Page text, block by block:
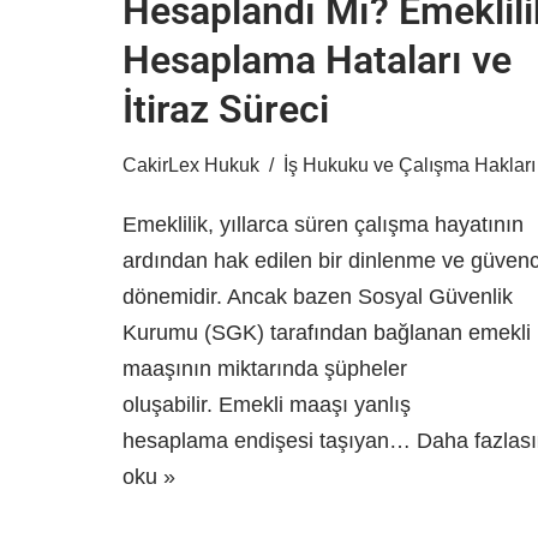
Hesaplandı Mı?
Hesaplama Hataları ve
İtiraz Süreci
CakirLex Hukuk İş Hukuku ve Çalışma Hakları
Emeklilik, yıllarca süren çalışma hayatının
ardından hak edilen bir dinlenme ve
dönemidir. Ancak bazen Sosyal Güvenlik
Kurumu (SGK) tarafından bağlanan emekli
maaşının miktarında şüpheler
oluşabilir. Emekli maaşı yanlış
hesaplama endişesi taşıyan… Daha
oku »